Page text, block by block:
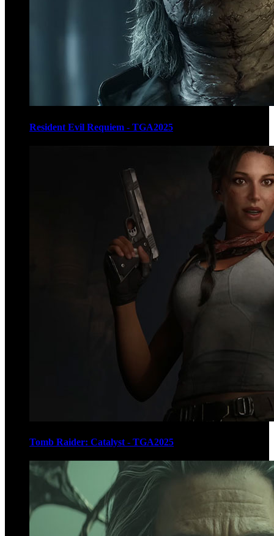
Resident Evil Requiem - TGA2025
Tomb Raider: Catalyst - TGA2025